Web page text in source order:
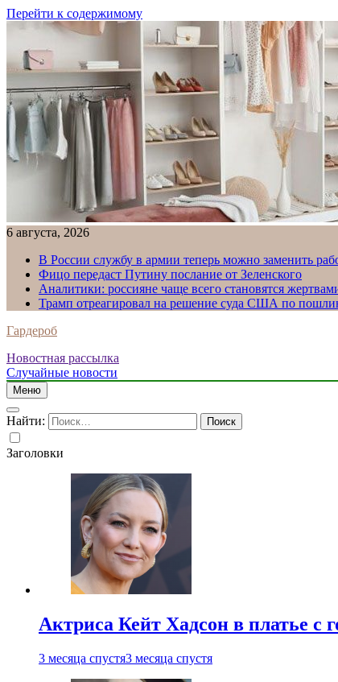
Перейти к содержимому
6 августа, 2026
В России службу в армии теперь можно заменить
Фицо передаст Путину послание от Зеленского
Аналитики: россияне чаще всего становятся
Трамп отреагировал на решение суда США по
Гардероб
Новостная рассылка
Случайные новости
Меню
Найти:
Заголовки
Актриса Кейт Хадсон в платье с
3 месяца спустя3 месяца спустя